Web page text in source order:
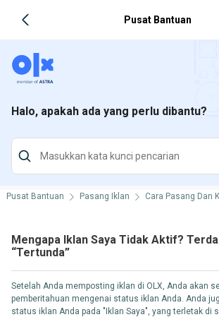
Pusat Bantuan
Halo, apakah ada yang perlu dibantu?
Pusat Bantuan Pasang Iklan Cara Pasang Dan
Mengapa Iklan Saya Tidak Aktif?
“Tertunda”
Setelah Anda memposting iklan di OLX, Anda akan
pemberitahuan mengenai status iklan Anda. Anda
status iklan Anda pada "Iklan Saya", yang terletak di